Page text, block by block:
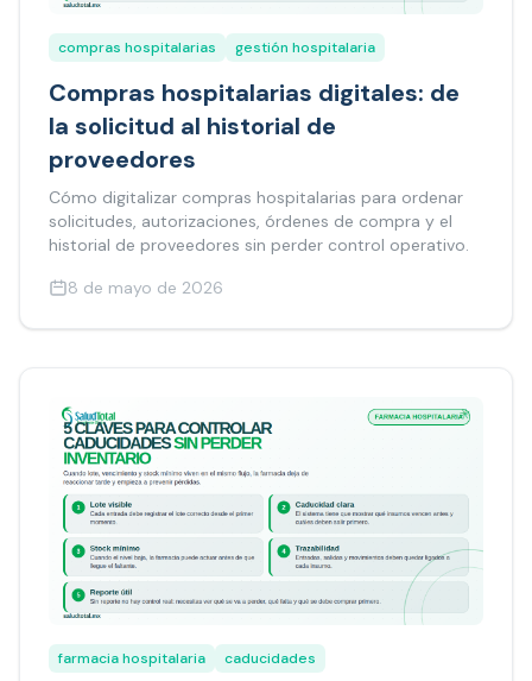
compras hospitalarias gestión hospitalaria
Compras hospitalarias digitales: de
la solicitud al historial de
proveedores
Cómo digitalizar compras hospitalarias para ordenar
solicitudes, autorizaciones, órdenes de compra y el
historial de proveedores sin perder control operativo.
8 de mayo de 2026
farmacia hospitalaria caducidades